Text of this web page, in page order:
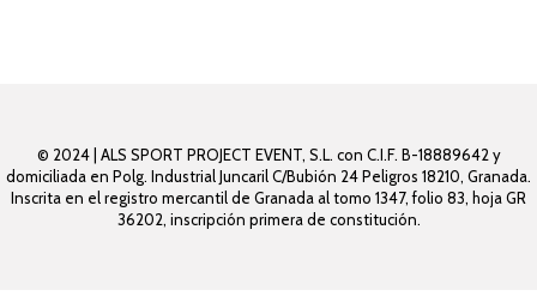
© 2024 | ALS SPORT PROJECT EVENT, S.L. con C.I.F. B-18889642 y
domiciliada en Polg. Industrial Juncaril C/Bubión 24 Peligros 18210, Granada.
Inscrita en el registro mercantil de Granada al tomo 1347, folio 83, hoja GR
36202, inscripción primera de constitución.